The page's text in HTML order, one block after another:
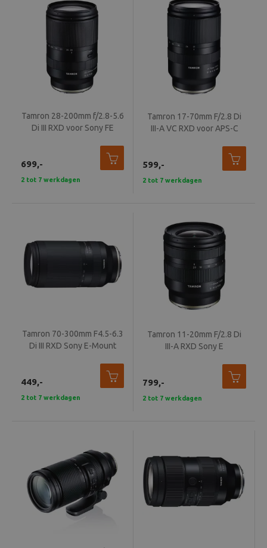
Tamron 28-200mm f/2.8-5.6
Di III RXD voor Sony FE
699,-
2 tot 7 werkdagen
Tamron 17-70mm F/2.8 Di
III-A VC RXD voor APS-C
599,-
2 tot 7 werkdagen
Tamron 70-300mm F4.5-6.3
Di III RXD Sony E-Mount
449,-
2 tot 7 werkdagen
Tamron 11-20mm F/2.8 Di
III-A RXD Sony E
799,-
2 tot 7 werkdagen